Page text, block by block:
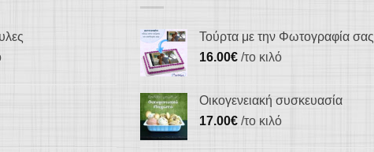
Τούρτα με την Φωτογραφία σας
16.00€ /το κιλό
Οικογενειακή συσκευασία
17.00€ /το κιλό